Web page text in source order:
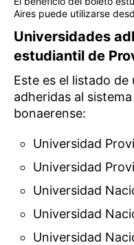
Aires puede utilizarse
Universidades
estudiantil de
Este es el listado
adheridas al
bonaerense:
Universidad
Universidad
Universidad
Universidad
Universidad